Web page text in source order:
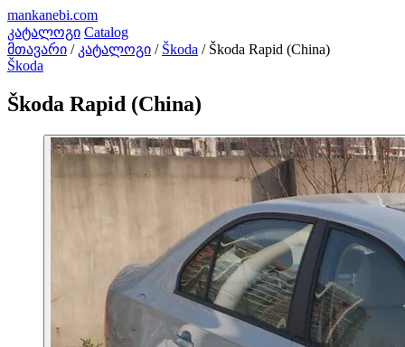
mankanebi.com
კატალოგი Catalog
მთავარი / კატალოგი / Škoda / Škoda Rapid (China)
Škoda
Škoda Rapid (China)